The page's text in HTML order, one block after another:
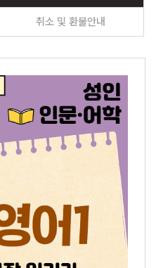
취소 및 환불안내